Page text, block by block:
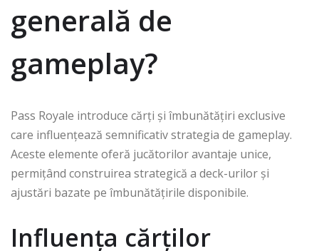
generală de
gameplay?
Pass Royale introduce cărți și îmbunătățiri exclusive
care influențează semnificativ strategia de gameplay.
Aceste elemente oferă jucătorilor avantaje unice,
permițând construirea strategică a deck-urilor și
ajustări bazate pe îmbunătățirile disponibile.
Influența cărților